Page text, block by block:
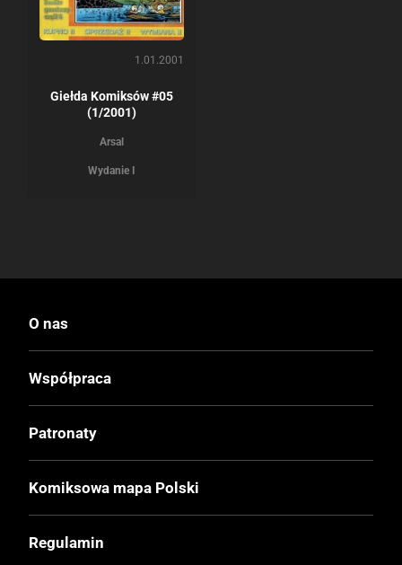
1.01.2001
Giełda Komiksów #05
(1/2001)
Arsal
Wydanie I
O nas
Współpraca
Patronaty
Komiksowa mapa Polski
Regulamin